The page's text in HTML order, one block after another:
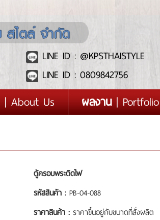
LINE ID : @KPSTHAISTYLE
LINE ID : 0809842756
| About Us ผลงาน| Portfolio
ตู้ครอบพระติดไฟ
รหัสสินค้า : PB-04-088
ราคาสินค้า : ราคาขึ้นอยู่กับขนาดที่สั่งผลิต